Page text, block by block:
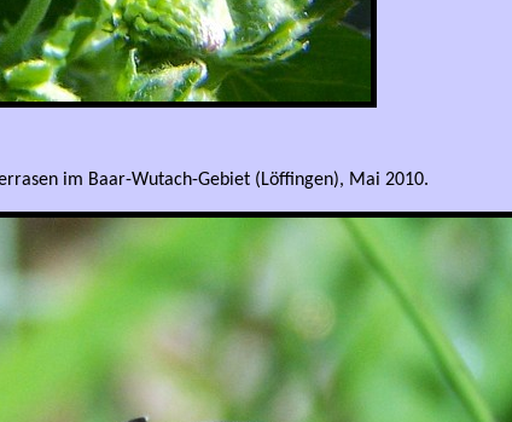
im Baar-Wutach-Gebiet (Löffingen), Mai 2010.